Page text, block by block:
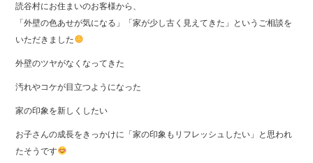
読谷村にお住まいのお客様から、
「外壁の色あせが気になる」「家が少し古く見えてきた」というご相談を
いただきました
外壁のツヤがなくなってきた
汚れやコケが目立つようになった
家の印象を新しくしたい
お子さんの成長をきっかけに「家の印象もリフレッシュしたい」と思われ
たそうです